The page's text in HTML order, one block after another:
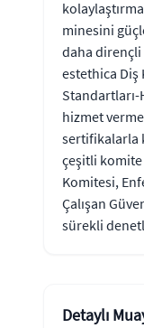
minesini
daha
estethica Diş
hizmet
sertifikalarla
çeşitli komite
Komitesi,
Çalışan
sürekli
Detaylı